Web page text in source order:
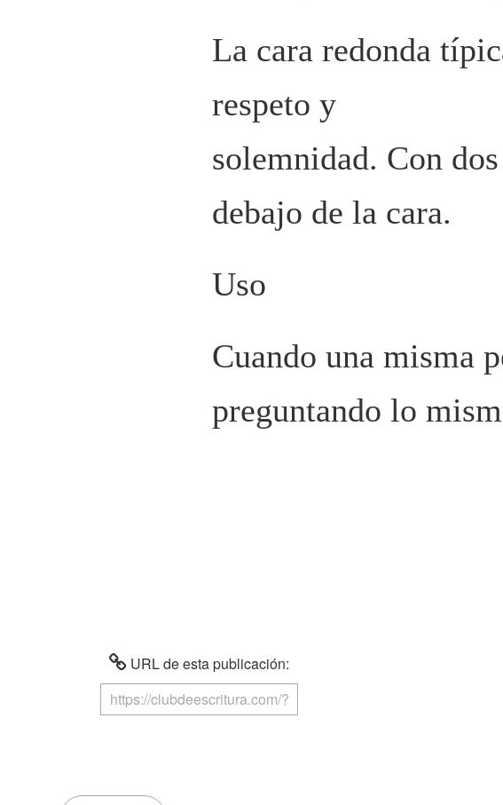
La cara redonda
respeto y
solemnidad. Con
debajo de la cara.
Uso
Cuando una misma
preguntando lo
URL de esta publicación: